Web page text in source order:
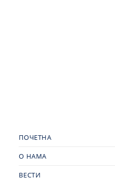
ПОЧЕТНА
О НАМА
ВЕСТИ